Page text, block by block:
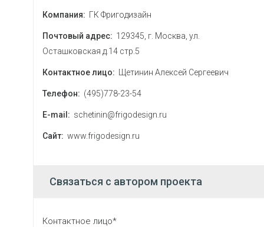
Компания: ГК Фригодизайн
Почтовый адрес: 129345, г. Москва, ул.
Осташковская д.14 стр.5
Контактное лицо: Щетинин Алексей Сергеевич
Телефон: (495)778-23-54
E-mail: schetinin@frigodesign.ru
Сайт: www.frigodesign.ru
Связаться с автором проекта
Контактное лицо*